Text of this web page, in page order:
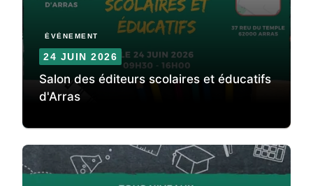
ÉVÈNEMENT
24 JUIN 2026
Salon des éditeurs scolaires et éducatifs
d'Arras